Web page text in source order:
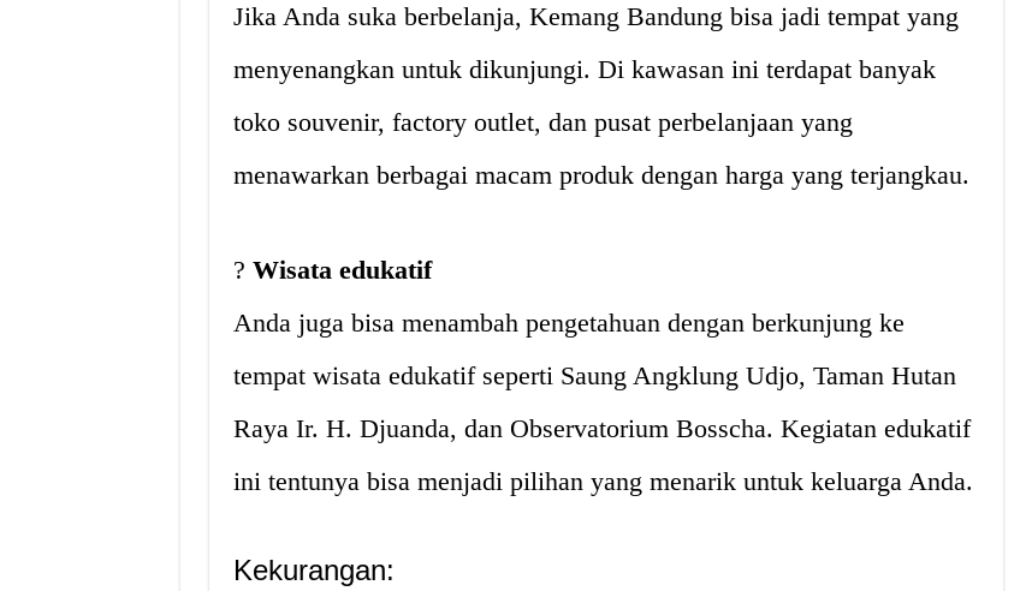
Jika Anda suka berbelanja, Kemang Bandung bisa jadi tempat yang
menyenangkan untuk dikunjungi. Di kawasan ini terdapat banyak
toko souvenir, factory outlet, dan pusat perbelanjaan yang
menawarkan berbagai macam produk dengan harga yang terjangkau.
? Wisata edukatif
Anda juga bisa menambah pengetahuan dengan berkunjung ke
tempat wisata edukatif seperti Saung Angklung Udjo, Taman Hutan
Raya Ir. H. Djuanda, dan Observatorium Bosscha. Kegiatan edukatif
ini tentunya bisa menjadi pilihan yang menarik untuk keluarga Anda.
Kekurangan: